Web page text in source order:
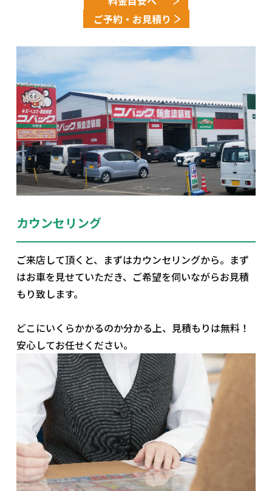
ご予約・お見積り
カウンセリング
ご来店して頂くと、まずはカウンセリングから。まず
はお車を見せていただき、ご希望を伺いながらお見積
もり致します。
どこにいくらかかるのか分かる上、見積もりは無料！
安心してお任せください。